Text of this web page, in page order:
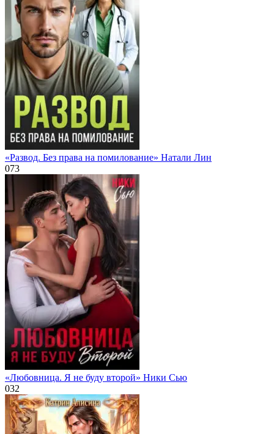
«Развод. Без права на помилование» Натали Лин
073
«Любовница. Я не буду второй» Ники Сью
032